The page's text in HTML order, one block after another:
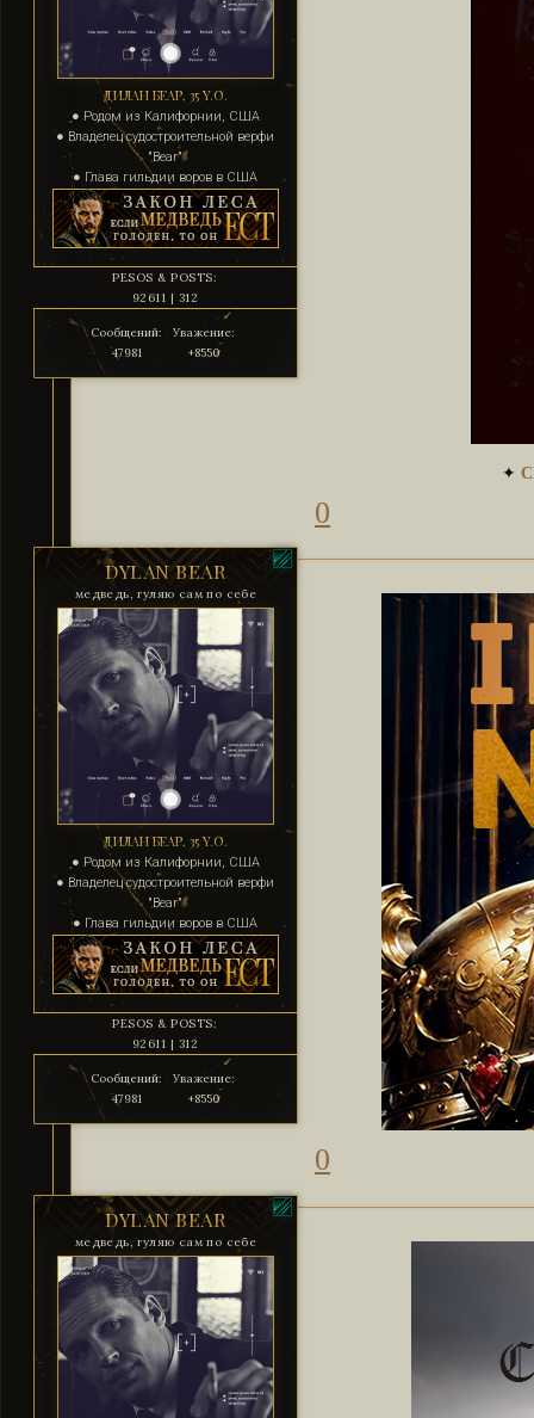
ДИЛАН БЕАР, 35 Y.O.
● Родом из Калифорнии, США
● Владелец судостроительной верфи
"Bear"
● Глава гильдии воров в США
PESOS & POSTS:
92611 | 312
Сообщений:
47981
Уважение:
+8550
✦
0
DYLAN BEAR
медведь, гуляю сам по себе
ДИЛАН БЕАР, 35 Y.O.
● Родом из Калифорнии, США
● Владелец судостроительной верфи
"Bear"
● Глава гильдии воров в США
PESOS & POSTS:
92611 | 312
Сообщений:
47981
Уважение:
+8550
0
DYLAN BEAR
медведь, гуляю сам по себе